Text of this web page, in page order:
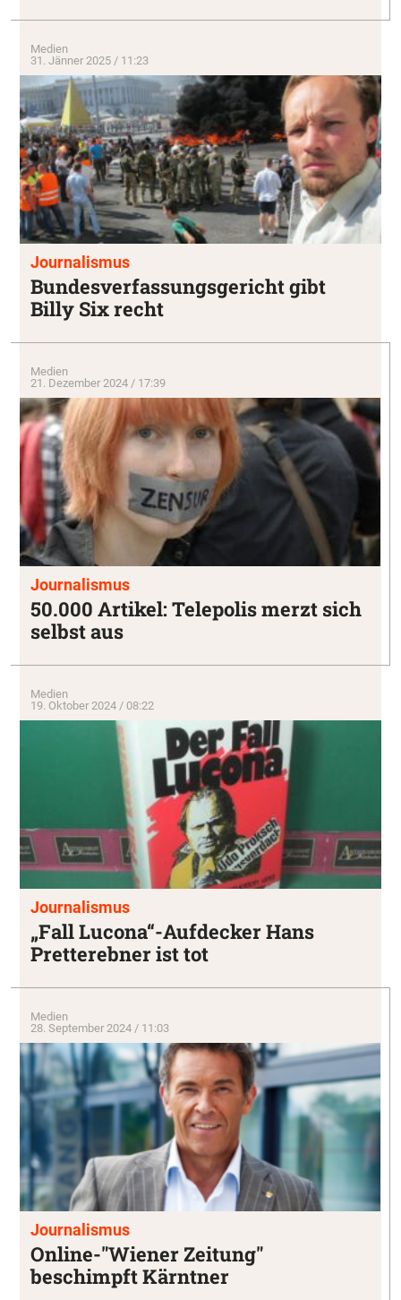
Medien
31. Jänner 2025 / 11:23
Journalismus
Bundesverfassungsgericht gibt
Billy Six recht
Medien
21. Dezember 2024 / 17:39
Journalismus
50.000 Artikel: Telepolis merzt sich
selbst aus
Medien
19. Oktober 2024 / 08:22
Journalismus
„Fall Lucona“-Aufdecker Hans
Pretterebner ist tot
Medien
28. September 2024 / 11:03
Journalismus
Online-"Wiener Zeitung"
beschimpft Kärntner